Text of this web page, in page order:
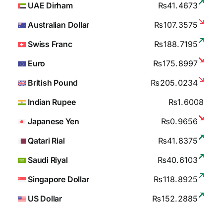
UAE Dirham
₨41.4673
Australian Dollar
₨107.3575
Swiss Franc
₨188.7195
Euro
₨175.8997
British Pound
₨205.0234
Indian Rupee
₨1.6008
Japanese Yen
₨0.9656
Qatari Rial
₨41.8375
Saudi Riyal
₨40.6103
Singapore Dollar
₨118.8925
US Dollar
₨152.2885